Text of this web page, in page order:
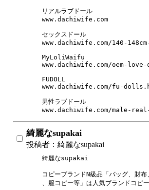
リアルラブドール
www.dachiwife.com
セックスドール
www.dachiwife.com/140-
MyLoliWaifu
www.dachiwife.com/oem-
FUDOLL
www.dachiwife.com/fu-
男性ラブドール
www.dachiwife.com/male-
綺麗なsupakai
投稿者：綺麗なsupakai
綺麗なsupakai
コピーブランドN級品「バッグ、財
、服コピー等」は人気ブランドコピ